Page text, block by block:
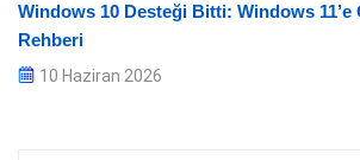
Windows 10 Desteği Bitti: Windows 11’e
Rehberi
10 Haziran 2026